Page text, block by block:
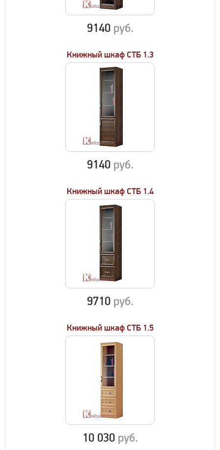
9140 руб.
Книжный шкаф СТБ 1.3
9140 руб.
Книжный шкаф СТБ 1.4
9710 руб.
Книжный шкаф СТБ 1.5
10 030 руб.